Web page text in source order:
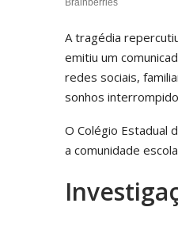
A tragédia
emitiu um
redes sociais,
sonhos
O Colégio Estadual
a comunidade